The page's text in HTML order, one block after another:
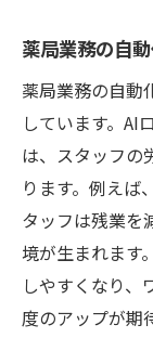
医療
AIロ
響
医療
ITリ
理由
医療
AI時
略
薬局業務の自
薬局業務の自動
しています。AI
は、スタッフの
ります。例えば
タッフは残業を
境が生まれます
しやすくなり、
度のアップが期